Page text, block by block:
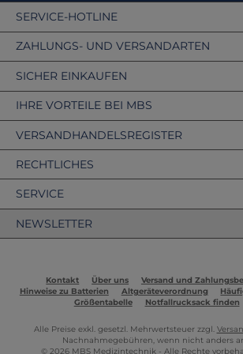
SERVICE-HOTLINE
ZAHLUNGS- UND VERSANDARTEN
VERSANDHANDELSREGISTER
SICHER EINKAUFEN
IHRE VORTEILE BEI MBS
RECHTLICHES
SERVICE
NEWSLETTER
Kontakt Über uns
Versand und
Hinweise zu Batterien
Altgeräteverordnung
Größentabelle
Notfallrucksack finden
Alle Preise exkl. gesetzl. Mehrwertsteuer zzgl.
Nachnahmegebühren, wenn nicht anders
© 2026 MBS Medizintechnik - Alle Rechte